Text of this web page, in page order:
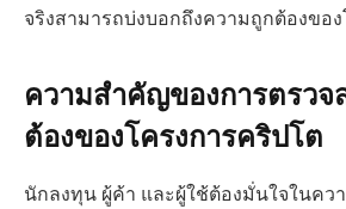
จริงสามารถบ่งบอกถึงความถูกต้องขอ
ความสำคัญของการตรวจ
ต้องของโครงการคริปโต
นักลงทุน ผู้ค้า และผู้ใช้ต้องมั่นใจในคว